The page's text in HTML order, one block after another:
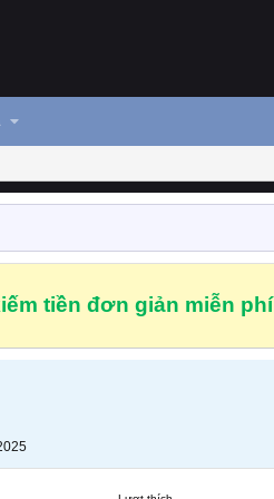
tiền đơn giản miễn phí